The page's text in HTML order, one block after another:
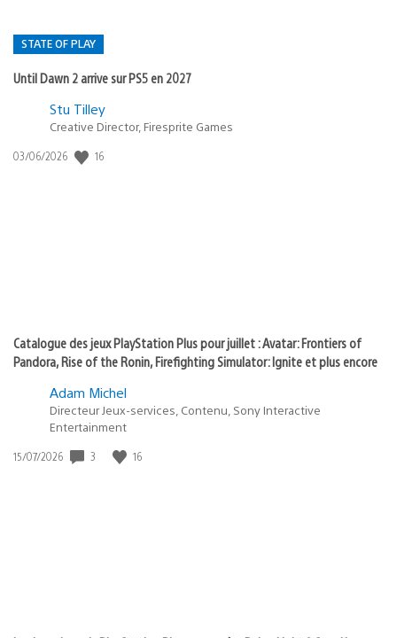
STATE OF PLAY
Until Dawn 2 arrive sur PS5 en 2027
Postée
:
Stu Tilley
Creative Director, Firesprite Games
Date
03/06/2026 16
Catalogue des jeux PlayStation Plus pour juillet : Avatar: Frontiers of
Pandora, Rise of the Ronin, Firefighting Simulator: Ignite et plus encore
Adam Michel
Directeur Jeux-services, Contenu, Sony Interactive
Entertainment
Date
15/07/2026 3 16